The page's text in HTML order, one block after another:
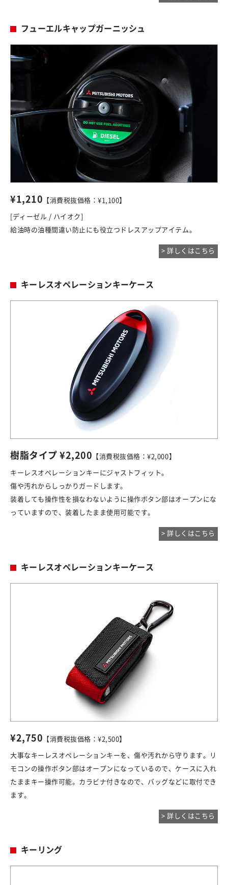
フューエルキャップガーニッシュ
¥1,210 【消費税抜価格：¥1,100】
[ディーゼル / ハイオク]
給油時の油種間違い防止にも役立つドレスアップアイテム。
> 詳しくはこちら
キーレスオペレーションキーケース
樹脂タイプ ¥2,200 【消費税抜価格：¥2,000】
キーレスオペレーションキーにジャストフィット。
傷や汚れからしっかりガードします。
装着しても操作性を損なわないように操作ボタン部はオープンにな
っていますので、装着したまま使用可能です。
> 詳しくはこちら
キーレスオペレーションキーケース
¥2,750 【消費税抜価格：¥2,500】
大事なキーレスオペレーションキーを、傷や汚れから守ります。リ
モコンの操作ボタン部はオープンになっているので、ケースに入れ
たままキー操作可能。カラビナ付きなので、バッグなどに取付でき
ます。
> 詳しくはこちら
キーリング